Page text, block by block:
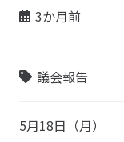
3か月前
議会報告
5月18日（月）